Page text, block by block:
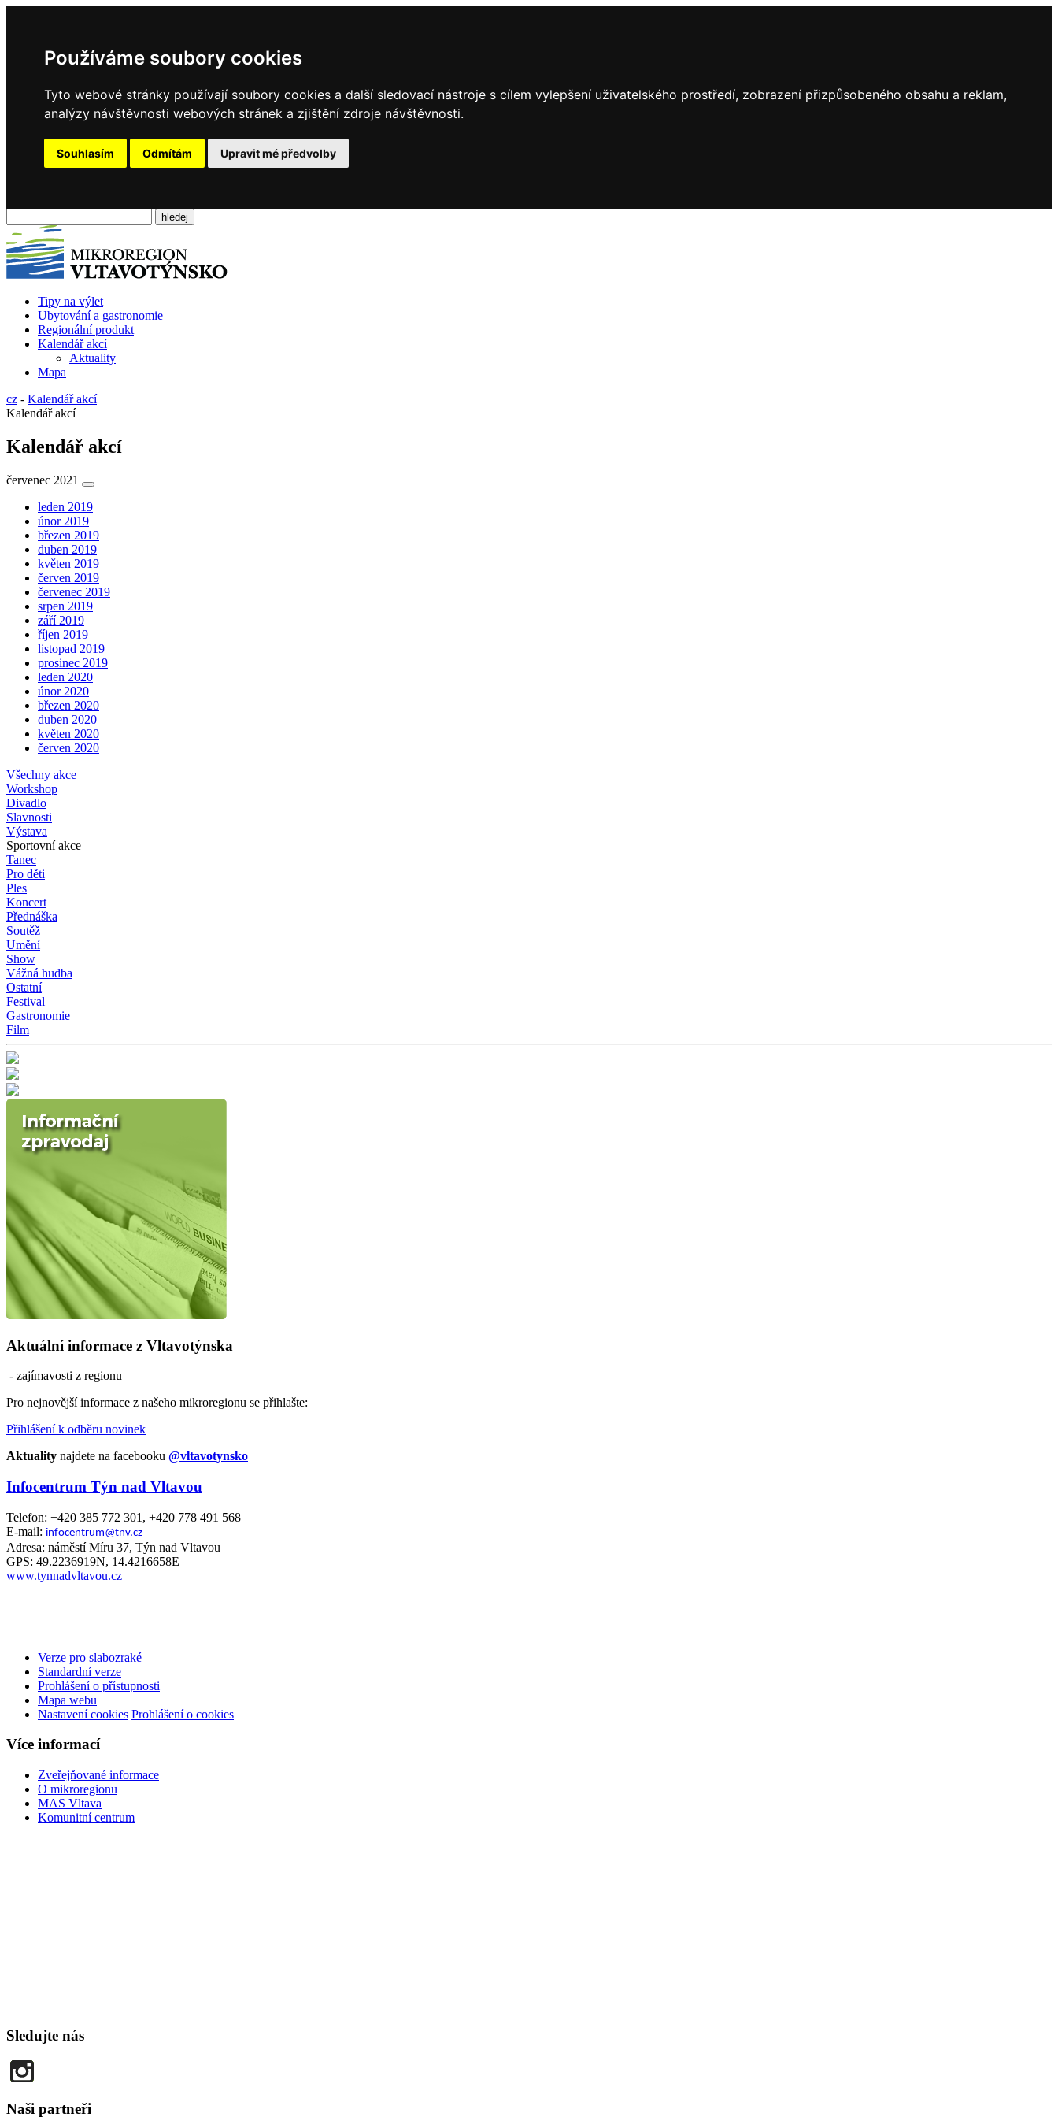
Používáme soubory cookies
Tyto webové stránky používají soubory cookies a další sledovací nástroje s cílem vylepšení uživatelského prostředí, zobrazení přizpůsobeného obsahu a reklam,
analýzy návštěvnosti webových stránek a zjištění zdroje návštěvnosti.
Souhlasím Odmítám Upravit mé předvolby
Tipy na výlet
Ubytování a gastronomie
Regionální produkt
Kalendář akcí
Aktuality
Mapa
cz - Kalendář akcí
Kalendář akcí
Kalendář akcí
červenec 2021
leden 2019
únor 2019
březen 2019
duben 2019
květen 2019
červen 2019
červenec 2019
srpen 2019
září 2019
říjen 2019
listopad 2019
prosinec 2019
leden 2020
únor 2020
březen 2020
duben 2020
květen 2020
červen 2020
Všechny akce
Workshop
Divadlo
Slavnosti
Výstava
Sportovní akce
Tanec
Pro děti
Ples
Koncert
Přednáška
Soutěž
Umění
Show
Vážná hudba
Ostatní
Festival
Gastronomie
Film
Aktuální informace z Vltavotýnska
- zajímavosti z regionu
Pro nejnovější informace z našeho mikroregionu se přihlašte:
Přihlášení k odběru novinek
Aktuality najdete na facebooku @vltavotynsko
Infocentrum Týn nad Vltavou
Telefon: +420 385 772 301, +420 778 491 568
E-mail: infocentrum@tnv.cz
Adresa: náměstí Míru 37, Týn nad Vltavou
GPS: 49.2236919N, 14.4216658E
www.tynnadvltavou.cz
Verze pro slabozraké
Standardní verze
Prohlášení o přístupnosti
Mapa webu
Nastavení cookies Prohlášení o cookies
Více informací
Zveřejňované informace
O mikroregionu
MAS Vltava
Komunitní centrum
Sledujte nás
Naši partneři